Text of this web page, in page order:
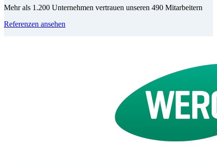
Mehr als 1.200 Unternehmen vertrauen unseren 490 Mitarbeitern
Referenzen ansehen